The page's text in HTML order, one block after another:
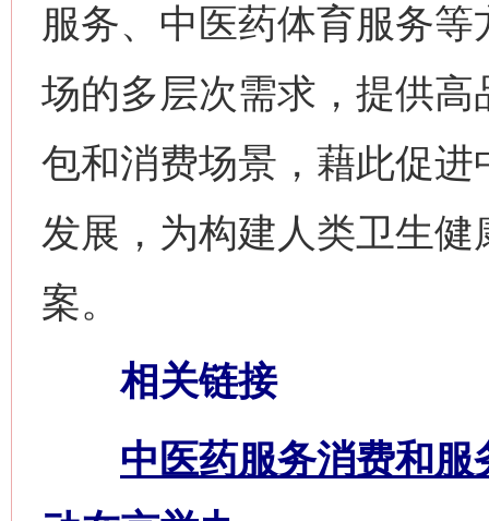
服务、中医药体育服务
场的多层次需求，提供
包和消费场景，藉此促
发展，为构建人类卫生
案。
相关链接
中医药服务消费和